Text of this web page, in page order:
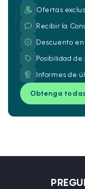
Ofertas
Recibir la
Descuento
Posibilidad
Informes de
Obtenga